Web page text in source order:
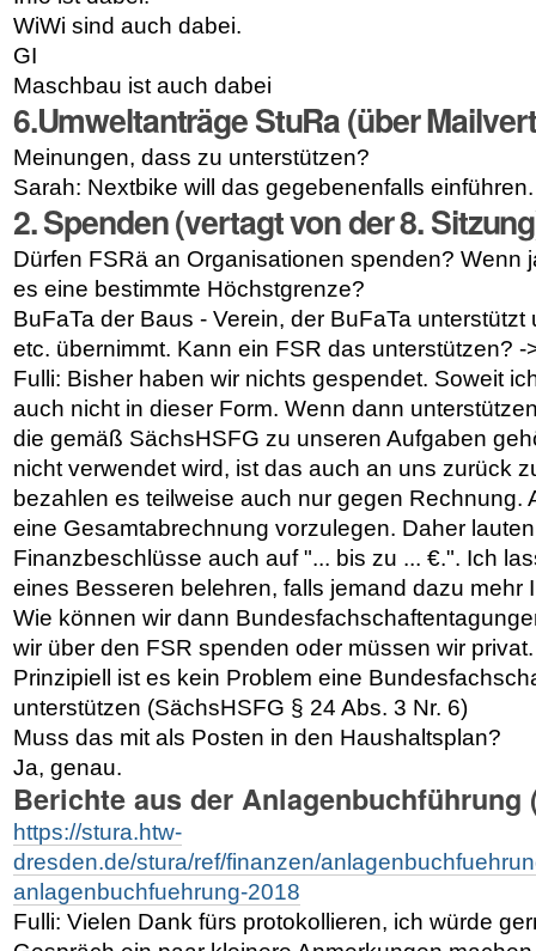
WiWi sind auch dabei.
GI
Maschbau ist auch dabei
6.Umweltanträge StuRa (über
Meinungen, dass zu unterstützen?
Sarah: Nextbike will das gegebenenfalls einführen.
2. Spenden(vertagt von der 8.
Dürfen FSRä an Organisationen spenden? Wenn
es eine bestimmte Höchstgrenze?
BuFaTa der Baus - Verein, der BuFaTa
etc. übernimmt. Kann ein FSR das unterstützen?
Fulli: Bisher haben wir nichts gespendet. Soweit
auch nicht in dieser Form. Wenn dann
die gemäß SächsHSFG zu unseren Aufgaben
nicht verwendet wird, ist das auch an uns zurück
bezahlen es teilweise auch nur gegen Rechnung.
eine Gesamtabrechnung vorzulegen. Daher
Finanzbeschlüsse auch auf "... bis zu ... €.". Ich
eines Besseren belehren, falls jemand dazu mehr
Wie können wir dann
wir über den FSR spenden oder müssen wir privat.
Prinzipiell ist es kein Problem eine
unterstützen (SächsHSFG § 24 Abs. 3 Nr. 6)
Muss das mit als Posten in den Haushaltsplan?
Ja, genau.
Berichte aus der Anlagenbuchführung
https://stura.htw-
dresden.de/stura/ref/finanzen/
anlagenbuchfuehrung-2018
Fulli: Vielen Dank fürs protokollieren, ich würde